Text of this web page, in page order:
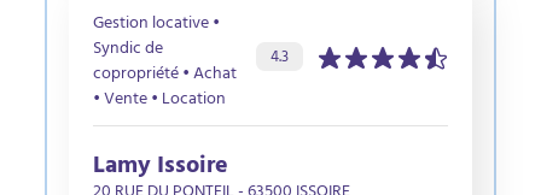
Gestion locative •
Syndic de
copropriété • Achat
• Vente • Location
Évaluation de l’agence :
4.3sur 5 étoiles
Lamy Issoire